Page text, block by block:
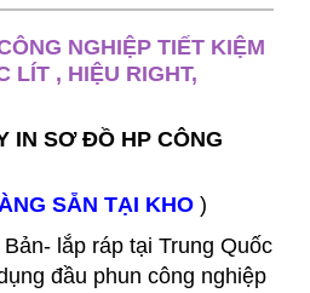
NGHIỆP TIẾT KIỆM
LÍT , HIỆU RIGHT,
IN SƠ ĐỒ HP CÔNG
SẴN TẠI KHO )
lắp ráp tại Trung Quốc
đầu phun công nghiệp